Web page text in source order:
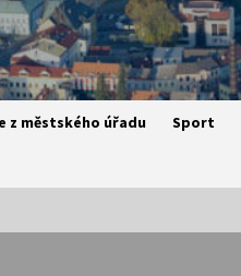
z městského úřadu Sport